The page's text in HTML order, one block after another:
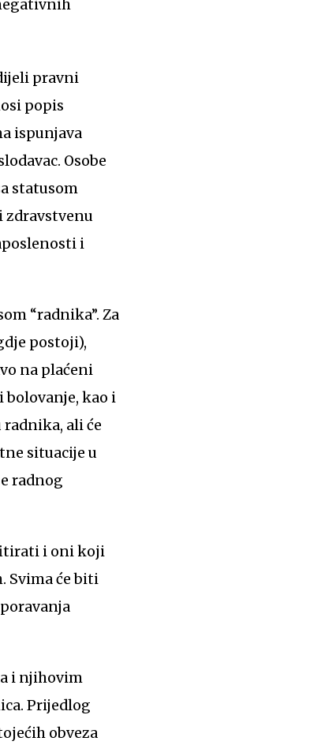
popis
ispunjava
Osobe
statusom
zdravstvenu
i
“radnika”. Za
postoji),
na plaćeni
bolovanje, kao i
ali će
situacije u
radnog
i oni koji
Svima će biti
i njihovim
Prijedlog
obveza